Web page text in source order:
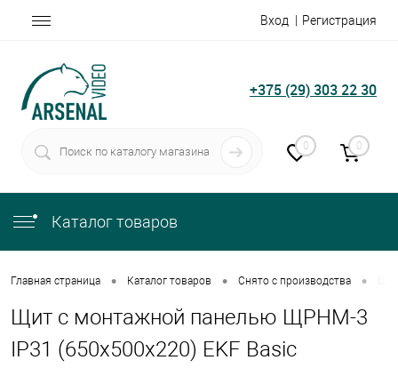
Вход Регистрация
+375 (29) 303 22 30
0 0
Каталог товаров
Главная страница • Каталог товаров • Снято с производства •
Щит с монтажной панелью ЩРНМ-3
IP31 (650х500х220) EKF Basic